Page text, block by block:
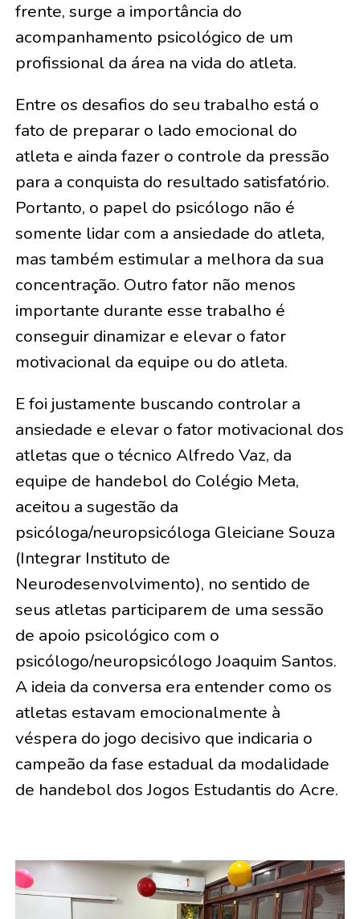
frente, surge a importância do
acompanhamento psicológico de um
profissional da área na vida do atleta.
Entre os desafios do seu trabalho está o
fato de preparar o lado emocional do
atleta e ainda fazer o controle da pressão
para a conquista do resultado satisfatório.
Portanto, o papel do psicólogo não é
somente lidar com a ansiedade do atleta,
mas também estimular a melhora da sua
concentração. Outro fator não menos
importante durante esse trabalho é
conseguir dinamizar e elevar o fator
motivacional da equipe ou do atleta.
E foi justamente buscando controlar a
ansiedade e elevar o fator motivacional dos
atletas que o técnico Alfredo Vaz, da
equipe de handebol do Colégio Meta,
aceitou a sugestão da
psicóloga/neuropsicóloga Gleiciane Souza
(Integrar Instituto de
Neurodesenvolvimento), no sentido de
seus atletas participarem de uma sessão
de apoio psicológico com o
psicólogo/neuropsicólogo Joaquim Santos.
A ideia da conversa era entender como os
atletas estavam emocionalmente à
véspera do jogo decisivo que indicaria o
campeão da fase estadual da modalidade
de handebol dos Jogos Estudantis do Acre.